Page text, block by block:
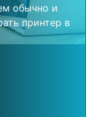
обычно и
принтер в